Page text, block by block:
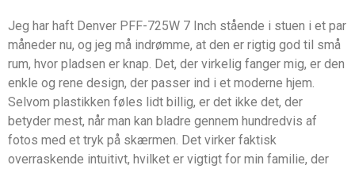
Jeg har haft Denver PFF-725W 7 Inch stående i stuen i et par
måneder nu, og jeg må indrømme, at den er rigtig god til små
rum, hvor pladsen er knap. Det, der virkelig fanger mig, er den
enkle og rene design, der passer ind i et moderne hjem.
Selvom plastikken føles lidt billig, er det ikke det, der
betyder mest, når man kan bladre gennem hundredvis af
fotos med et tryk på skærmen. Det virker faktisk
overraskende intuitivt, hvilket er vigtigt for min familie, der